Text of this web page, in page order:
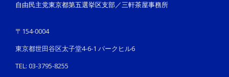
自由民主党東京都第五選挙区支部／三軒茶屋事務所
〒154-0004
東京都世田谷区太子堂4-6-1 パークヒル6
TEL: 03-3795-8255